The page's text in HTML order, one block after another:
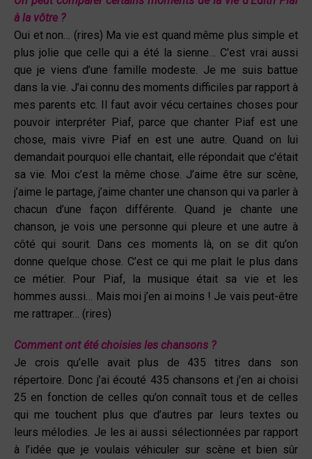
à la vôtre ?
Oui et non… (rires) Ma vie est quand même plus simple et
plus jolie que celle qui a été la sienne… C’est vrai aussi
que je viens d’une famille modeste. Je me suis battue
dans la vie. J’ai connu des moments difficiles par rapport à
mes parents etc. Il faut avoir vécu certaines choses pour
pouvoir interpréter Piaf, parce que chanter Piaf est une
chose, mais vivre Piaf en est une autre. Quand on lui
demandait pourquoi elle chantait, elle répondait que c’était
sa vie. Moi c’est la même chose. J’aime être sur scène,
j’aime le partage, j’aime chanter une chanson qui va parler à
chacun d’une façon différente. Quand je chante une
chanson, je vois une personne qui pleure et une autre à
côté qui sourit. Dans ces moments là, on se dit qu’on
donne quelque chose. C’est ce qui me plait le plus dans
ce métier. Pour Piaf, la musique était sa vie et les
hommes aussi… Mais moi j’en ai moins ! Je vais peut-être
me rattraper… (rires)
Comment ont été choisies les chansons ?
Je crois qu’elle avait plus de 435 titres dans son
répertoire. Donc j’ai écouté 435 chansons et j’en ai choisi
25 en fonction de celles qu’on connaît tous et de celles
qui me touchent plus que d’autres par leurs textes ou
leurs mélodies. Je les ai aussi sélectionnées par rapport
à l’idée que je voulais véhiculer sur scène et bien sûr